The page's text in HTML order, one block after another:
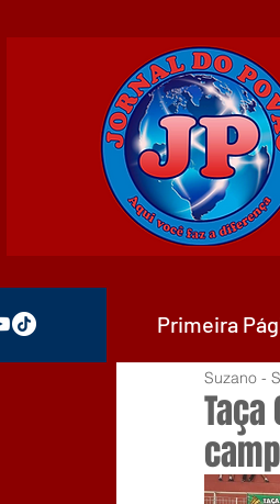
Taça
Suzano -
Primeira